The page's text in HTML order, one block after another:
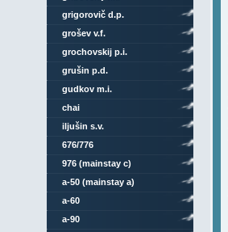
grigorovič d.p.
grošev v.f.
grochovskij p.i.
grušin p.d.
gudkov m.i.
chai
iljušin s.v.
676/776
976 (mainstay c)
a-50 (mainstay a)
a-60
a-90